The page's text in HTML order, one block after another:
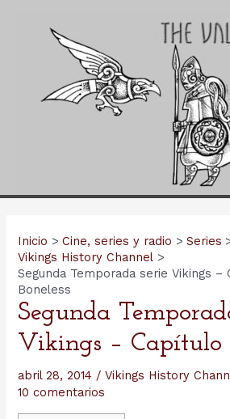
Inicio Cine, series y radio
Series
Vikings History Channel
Segunda Temporada serie Vikings –
Boneless
Segunda
Vikings – Capítulo
abril 28, 2014 /Vikings History
10 comentarios